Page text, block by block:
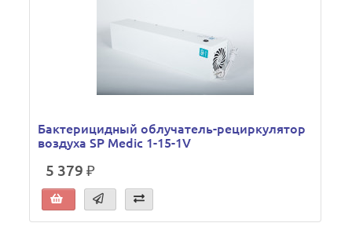
Бактерицидный облучатель-рециркулятор
воздуха SP Medic 1-15-1V
5 379 ₽